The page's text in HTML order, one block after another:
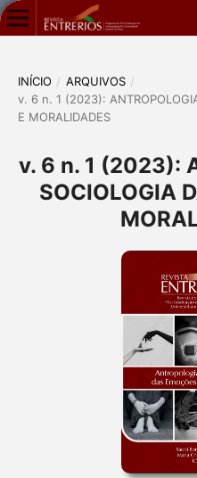
INÍCIO / ARQUIVOS /
v. 6 n. 1 (2023):
E MORALIDADES
v. 6 n. 1 (2023):
SOCIOLOGIA